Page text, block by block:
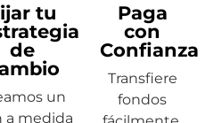
tu
de
un
a medida
Paga
con
Confianza
Transfiere
fondos